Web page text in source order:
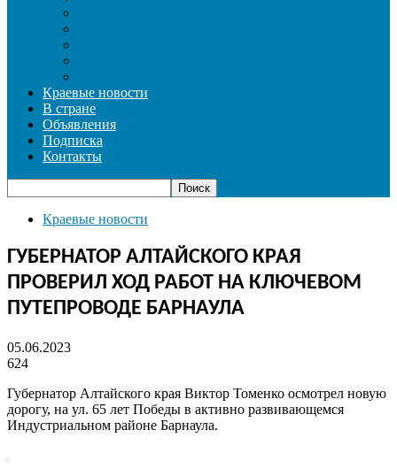
Краевые новости
В стране
Объявления
Подписка
Контакты
Краевые новости
ГУБЕРНАТОР АЛТАЙСКОГО КРАЯ
ПРОВЕРИЛ ХОД РАБОТ НА КЛЮЧЕВОМ
ПУТЕПРОВОДЕ БАРНАУЛА
05.06.2023
624
Губернатор Алтайского края Виктор Томенко осмотрел новую
дорогу, на ул. 65 лет Победы в активно развивающемся
Индустриальном районе Барнаула.